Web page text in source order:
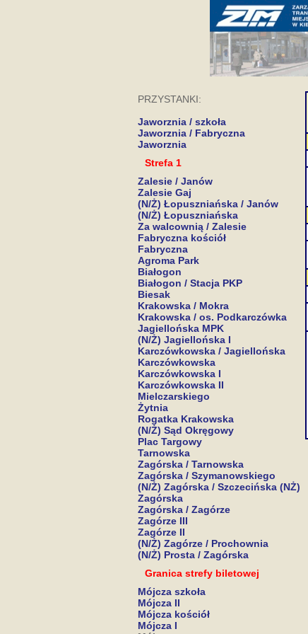
PRZYSTANKI:
Jaworznia / szkoła
Jaworznia / Fabryczna
Jaworznia
Strefa 1
Zalesie / Janów
Zalesie Gaj
(N/Ż) Łopuszniańska / Janów
(N/Ż) Łopuszniańska
Za walcownią / Zalesie
Fabryczna kościół
Fabryczna
Agroma Park
Białogon
Białogon / Stacja PKP
Biesak
Krakowska / Mokra
Krakowska / os. Podkarczówka
Jagiellońska MPK
(N/Ż) Jagiellońska I
Karczówkowska / Jagiellońska
Karczówkowska
Karczówkowska I
Karczówkowska II
Mielczarskiego
Żytnia
Rogatka Krakowska
(N/Ż) Sąd Okręgowy
Plac Targowy
Tarnowska
Zagórska / Tarnowska
Zagórska / Szymanowskiego
(N/Ż) Zagórska / Szczecińska (NŻ)
Zagórska
Zagórska / Zagórze
Zagórze III
Zagórze II
(N/Ż) Zagórze / Prochownia
(N/Ż) Prosta / Zagórska
Granica strefy biletowej
Mójcza szkoła
Mójcza II
Mójcza kościół
Mójcza I